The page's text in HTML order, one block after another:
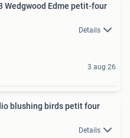
Wedgwood Edme petit-four
Details
3 aug 26
blushing birds petit four
Details